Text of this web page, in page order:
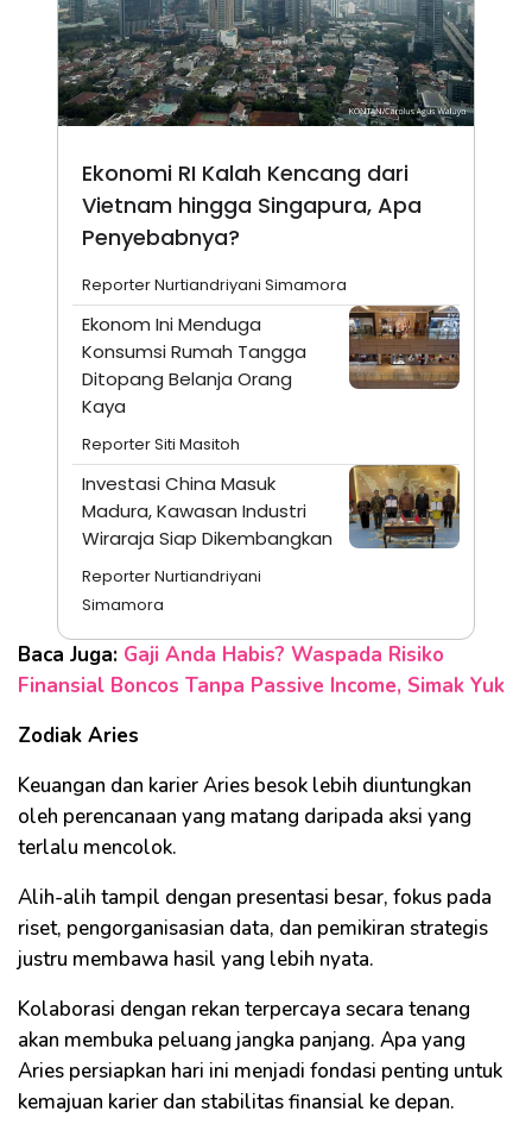
Ekonomi RI Kalah Kencang dari
Vietnam hingga Singapura, Apa
Penyebabnya?
Reporter Nurtiandriyani Simamora
Ekonom Ini Menduga
Konsumsi Rumah Tangga
Ditopang Belanja Orang
Kaya
Reporter Siti Masitoh
Investasi China Masuk
Madura, Kawasan Industri
Wiraraja Siap Dikembangkan
Reporter Nurtiandriyani
Simamora
Baca Juga: Gaji Anda Habis? Waspada Risiko
Finansial Boncos Tanpa Passive Income, Simak Yuk
Zodiak Aries
Keuangan dan karier Aries besok lebih diuntungkan
oleh perencanaan yang matang daripada aksi yang
terlalu mencolok.
Alih-alih tampil dengan presentasi besar, fokus pada
riset, pengorganisasian data, dan pemikiran strategis
justru membawa hasil yang lebih nyata.
Kolaborasi dengan rekan terpercaya secara tenang
akan membuka peluang jangka panjang. Apa yang
Aries persiapkan hari ini menjadi fondasi penting untuk
kemajuan karier dan stabilitas finansial ke depan.